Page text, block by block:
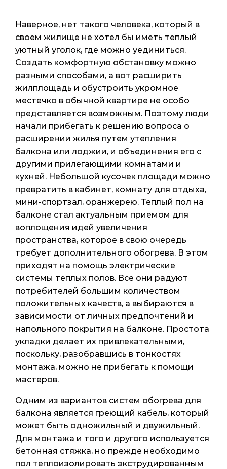
Наверное, нет такого человека, который в
своем жилище не хотел бы иметь теплый
уютный уголок, где можно уединиться.
Создать комфортную обстановку можно
разными способами, а вот расширить
жилплощадь и обустроить укромное
местечко в обычной квартире не особо
представляется возможным. Поэтому люди
начали прибегать к решению вопроса о
расширении жилья путем утепления
балкона или лоджии, и объединения его с
другими прилегающими комнатами и
кухней. Небольшой кусочек площади можно
превратить в кабинет, комнату для отдыха,
мини-спортзал, оранжерею. Теплый пол на
балконе стал актуальным приемом для
воплощения идей увеличения
пространства, которое в свою очередь
требует дополнительного обогрева. В этом
приходят на помощь электрические
системы теплых полов. Все они радуют
потребителей большим количеством
положительных качеств, а выбираются в
зависимости от личных предпочтений и
напольного покрытия на балконе. Простота
укладки делает их привлекательными,
поскольку, разобравшись в тонкостях
монтажа, можно не прибегать к помощи
мастеров.
Одним из вариантов систем обогрева для
балкона является греющий кабель, который
может быть одножильный и двужильный.
Для монтажа и того и другого используется
бетонная стяжка, но прежде необходимо
пол теплоизолировать экструдированным